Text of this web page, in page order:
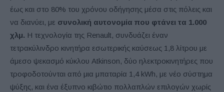
έως και στο 80% του χρόνου οδήγησης μέσα στις πόλεις και
να διανύει, με συνολική αυτονομία που φτάνει τα 1.000
χλμ. Η τεχνολογία της Renault, συνδυάζει έναν
τετρακύλινδρο κινητήρα εσωτερικής καύσεως 1,8 λίτρου με
άμεσο ψεκασμό κύκλου Atkinson, δύο ηλεκτροκινητήρες που
τροφοδοτούνται από μια μπαταρία 1,4 kWh, με νέο σύστημα
ψύξης, και ένα έξυπνο κιβώτιο πολλαπλών επιλογών χωρίς